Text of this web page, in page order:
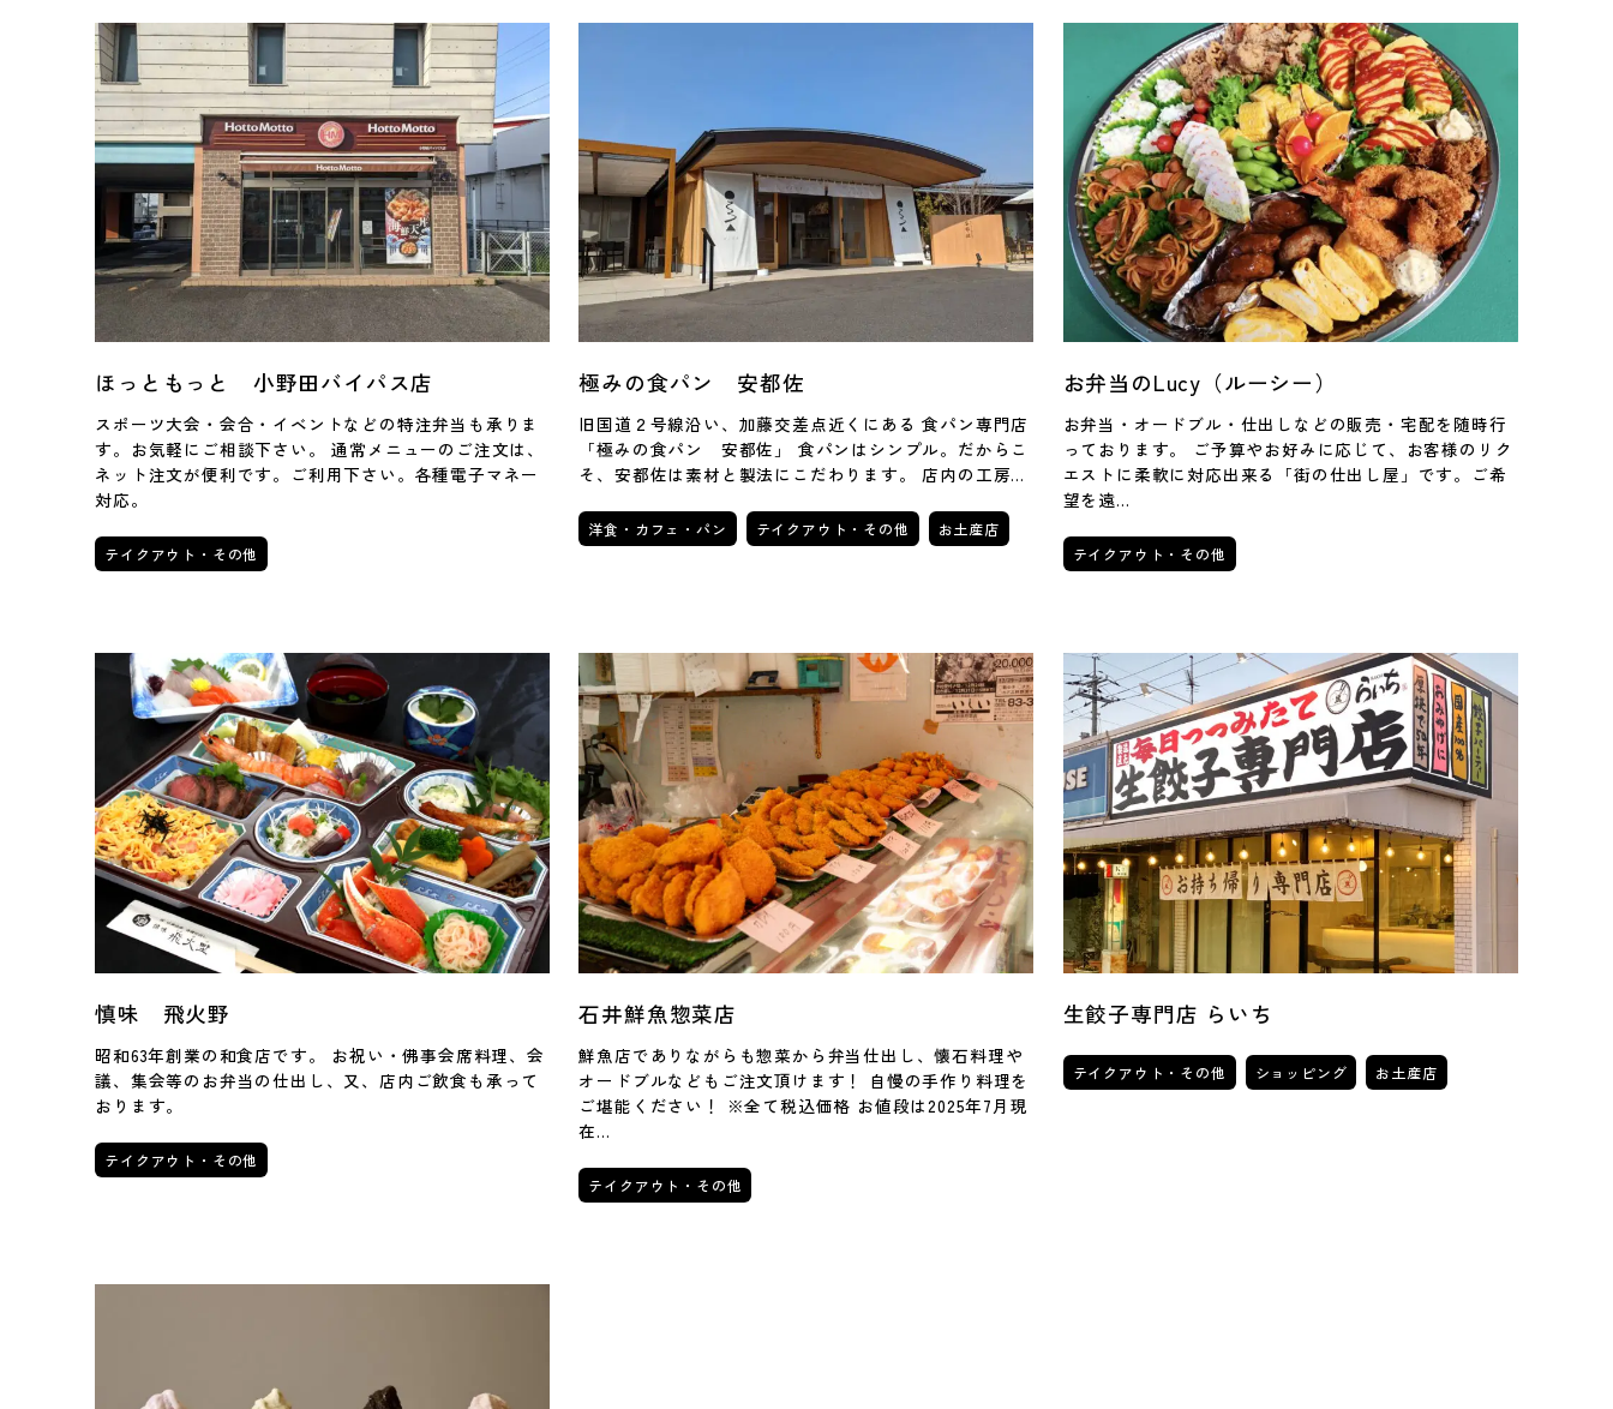
ほっともっと 小野田バイパス店
スポーツ大会・会合・イベントなどの特注弁当も承りま
す。お気軽にご相談下さい。 通常メニューのご注文は、
ネット注文が便利です。ご利用下さい。各種電子マネー
対応。
テイクアウト・その他
極みの食パン 安都佐
旧国道２号線沿い、加藤交差点近くにある 食パン専門店
「極みの食パン 安都佐」 食パンはシンプル。だからこ
そ、安都佐は素材と製法にこだわります。 店内の工房…
洋食・カフェ・パン テイクアウト・その他 お土産店
お弁当のLucy（ルーシー）
お弁当・オードブル・仕出しなどの販売・宅配を随時行
っております。 ご予算やお好みに応じて、お客様のリク
エストに柔軟に対応出来る「街の仕出し屋」です。ご希
望を遠…
テイクアウト・その他
慎味 飛火野
昭和63年創業の和食店です。 お祝い・佛事会席料理、会
議、集会等のお弁当の仕出し、又、店内ご飲食も承って
おります。
テイクアウト・その他
石井鮮魚惣菜店
鮮魚店でありながらも惣菜から弁当仕出し、懐石料理や
オードブルなどもご注文頂けます！ 自慢の手作り料理を
ご堪能ください！ ※全て税込価格 お値段は2025年7月現
在…
テイクアウト・その他
生餃子専門店 らいち
テイクアウト・その他 ショッピング お土産店